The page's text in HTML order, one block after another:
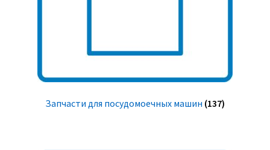
Запчасти для посудомоечных машин (137)